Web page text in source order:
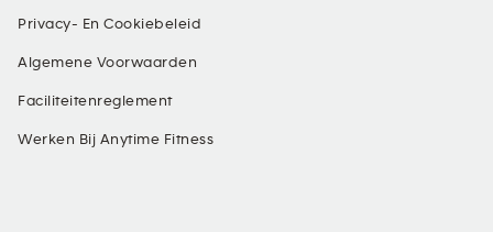
Privacy- En Cookiebeleid
Algemene Voorwaarden
Faciliteitenreglement
Werken Bij Anytime Fitness